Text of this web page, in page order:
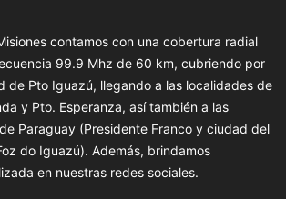
contamos con una cobertura radial
99.9 Mhz de 60 km, cubriendo por
de Pto Iguazú, llegando a las localidades de
y Pto. Esperanza, así también a las
Paraguay (Presidente Franco y ciudad del
do Iguazú). Además, brindamos
en nuestras redes sociales.